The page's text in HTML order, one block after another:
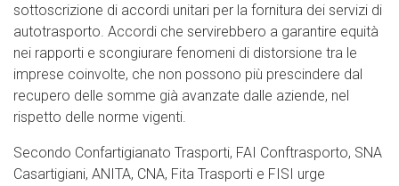
sottoscrizione di accordi unitari per la fornitura dei servizi di
autotrasporto. Accordi che servirebbero a garantire equità
nei rapporti e scongiurare fenomeni di distorsione tra le
imprese coinvolte, che non possono più prescindere dal
recupero delle somme già avanzate dalle aziende, nel
rispetto delle norme vigenti.
Secondo Confartigianato Trasporti, FAI Conftrasporto, SNA
Casartigiani, ANITA, CNA, Fita Trasporti e FISI urge